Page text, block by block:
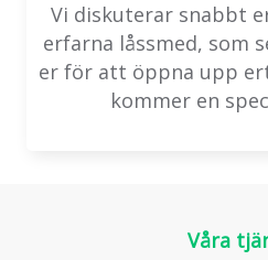
Vi diskuterar snabbt
erfarna låssmed, som
er för att öppna upp
kommer en
Våra